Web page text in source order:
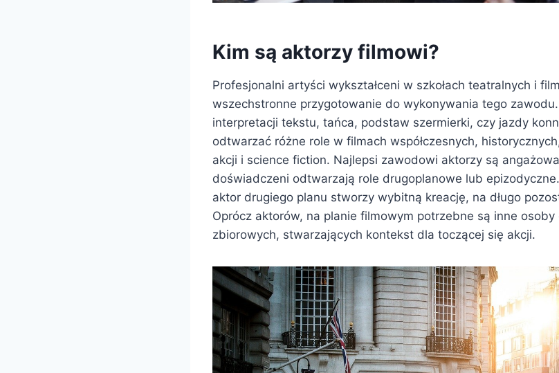
Kim są aktorzy filmowi?
Profesjonalni artyści wykształceni w szkołach teatralnych i
wszechstronne przygotowanie do wykonywania tego
interpretacji tekstu, tańca, podstaw szermierki, czy jazdy
odtwarzać różne role w filmach współczesnych,
akcji i science fiction. Najlepsi zawodowi aktorzy są
doświadczeni odtwarzają role drugoplanowe lub
aktor drugiego planu stworzy wybitną kreację, na długo
Oprócz aktorów, na planie filmowym potrzebne są inne osoby
zbiorowych, stwarzających kontekst dla toczącej się akcji.